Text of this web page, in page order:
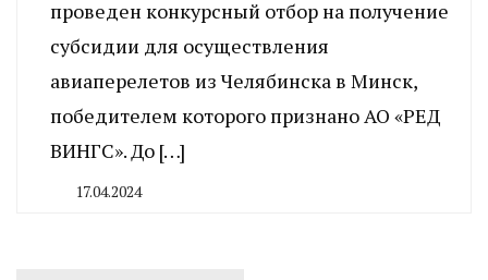
проведен конкурсный отбор на получение
субсидии для осуществления
авиаперелетов из Челябинска в Минск,
победителем которого признано АО «РЕД
ВИНГС». До […]
17.04.2024